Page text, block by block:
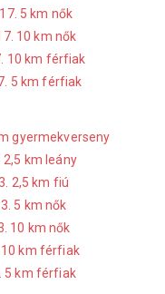
5 km nők
10 km nők
10 km férfiak
5 km férfiak
gyermekverseny
2,5 km leány
2,5 km fiú
5 km nők
10 km nők
10 km férfiak
5 km férfiak